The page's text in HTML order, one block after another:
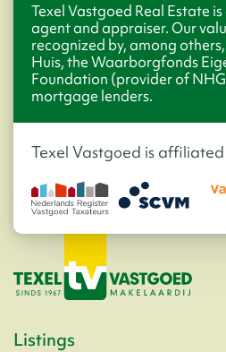
Texel Vastgoed Real Estate
agent and appraiser. Our
recognized by, among
Huis, the Waarborgfonds
Foundation (provider of
mortgage lenders.
Texel Vastgoed is
Listings